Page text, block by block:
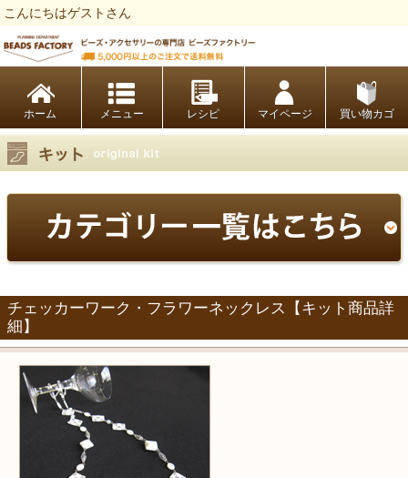
こんにちはゲストさん
ホーム レシピ マイページ 買い物カゴ
チェッカーワーク・フラワーネックレス【キット商品詳
細】